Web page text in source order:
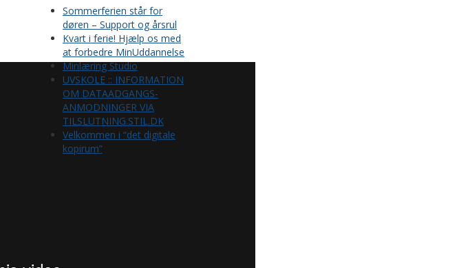
Sommerferien står for
døren – Support og årsrul
Kvart i ferie! Hjælp os med
at forbedre MinUddannelse
Minlæring Studio
UVSKOLE :: INFORMATION
OM DATAADGANGS-
ANMODNINGER VIA
TILSLUTNING.STIL.DK
Velkommen i “det digitale
kopirum”